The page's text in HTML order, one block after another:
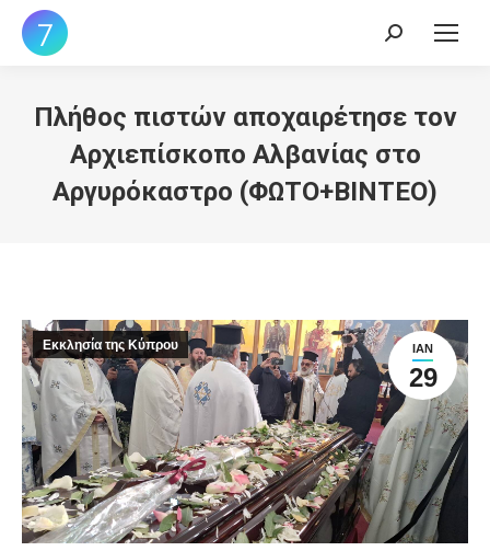
Search:
Πλήθος πιστών αποχαιρέτησε τον
Αρχιεπίσκοπο Αλβανίας στο
Αργυρόκαστρο (ΦΩΤΟ+ΒΙΝΤΕΟ)
ΙΑΝ
29
Εκκλησία της Κύπρου